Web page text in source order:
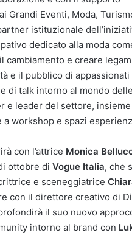
Grandi Eventi, Moda,
istituzionale
dedicato alla moda
cambiamento e creare
e il pubblico di appassionati
di talk intorno al mondo
e leader del settore, insieme
a workshop e spazi
con l’attrice Monica
ottobre di Vogue Italia, che
e sceneggiatrice
con il direttore creativo di
il suo nuovo
intorno al brand con